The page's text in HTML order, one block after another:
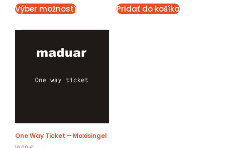
Výber možností Pridať do košíka
One Way Ticket – Maxisingel